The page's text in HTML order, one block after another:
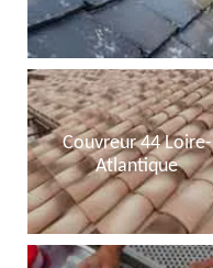
Couvreur 44 Loire-
Atlantique